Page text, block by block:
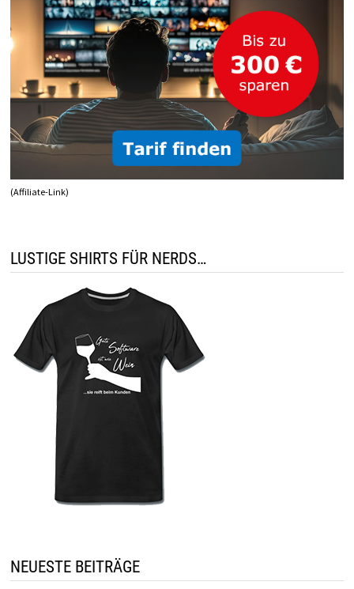
(Affiliate-Link)
LUSTIGE SHIRTS FÜR NERDS…
NEUESTE BEITRÄGE